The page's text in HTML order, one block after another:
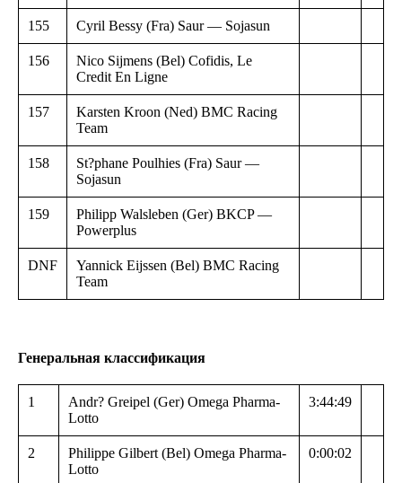
155 Cyril Bessy (Fra) Saur — Sojasun
156
Nico Sijmens (Bel) Cofidis, Le
Credit En Ligne
157
Karsten Kroon (Ned) BMC Racing
Team
158
St?phane Poulhies (Fra) Saur —
Sojasun
159
Philipp Walsleben (Ger) BKCP —
Powerplus
DNF
Yannick Eijssen (Bel) BMC Racing
Team
Генеральная классификация
1
Andr? Greipel (Ger) Omega Pharma-
Lotto
3:44:49
2
Philippe Gilbert (Bel) Omega Pharma-
Lotto
0:00:02